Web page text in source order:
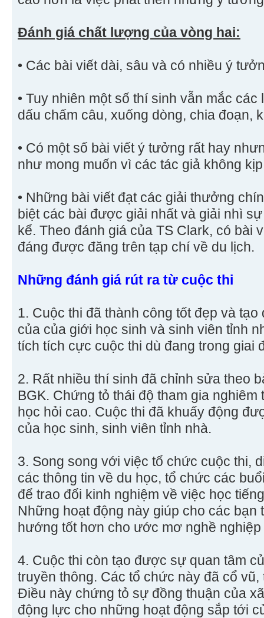
Đánh giá chất lượng của vòng hai:
• Các bài viết dài, sâu và có nhiều ý
• Tuy nhiên một số thí sinh vẫn mắc
dấu chấm câu, xuống dòng, chia đoạn,
• Có một số bài viết ý tưởng rất hay
như mong muốn vì các tác giả không
• Những bài viết đạt các giải thưởng
biệt các bài được giải nhất và giải nhì
kể. Theo đánh giá của TS Clark, có bài
đáng được đăng trên tạp chí về du lịch.
Những đánh giá rút ra từ cuộc thi
1. Cuộc thi đã thành công tốt đẹp và
của của giới học sinh và sinh viên tỉnh
tích tích cực cuộc thi dù đang trong giai
2. Rất nhiều thí sinh đã chỉnh sửa theo
BGK. Chứng tỏ thái độ tham gia nghiêm
học hỏi cao. Cuộc thi đã khuấy động
của học sinh, sinh viên tỉnh nhà.
3. Song song với việc tổ chức cuộc thi,
các thông tin về du học, tổ chức các
để trao đổi kinh nghiệm về việc học
Những hoạt động này giúp cho các bạn
hướng tốt hơn cho ước mơ nghề
4. Cuộc thi còn tạo được sự quan tâm
truyền thông. Các tổ chức này đã cổ
Điều này chứng tỏ sự đồng thuận của
động lực cho những hoạt động sắp tới